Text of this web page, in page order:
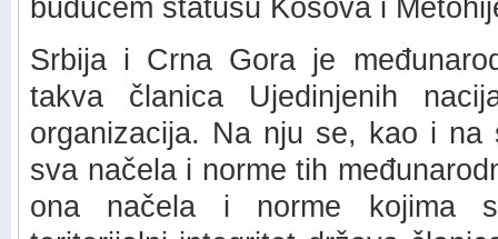
budućem statusu Kosova i
Srbija i Crna Gora je
takva članica Ujedinjenih
organizacija. Na nju se, kao i na
sva načela i norme tih
ona načela i norme kojima